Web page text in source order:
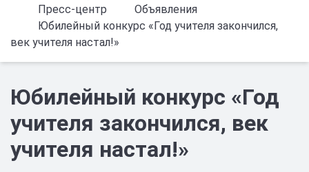
Пресс-центр
Объявления
Юбилейный конкурс «Год учителя закончился,
век учителя настал!»
Юбилейный конкурс «Год
учителя закончился, век
учителя настал!»